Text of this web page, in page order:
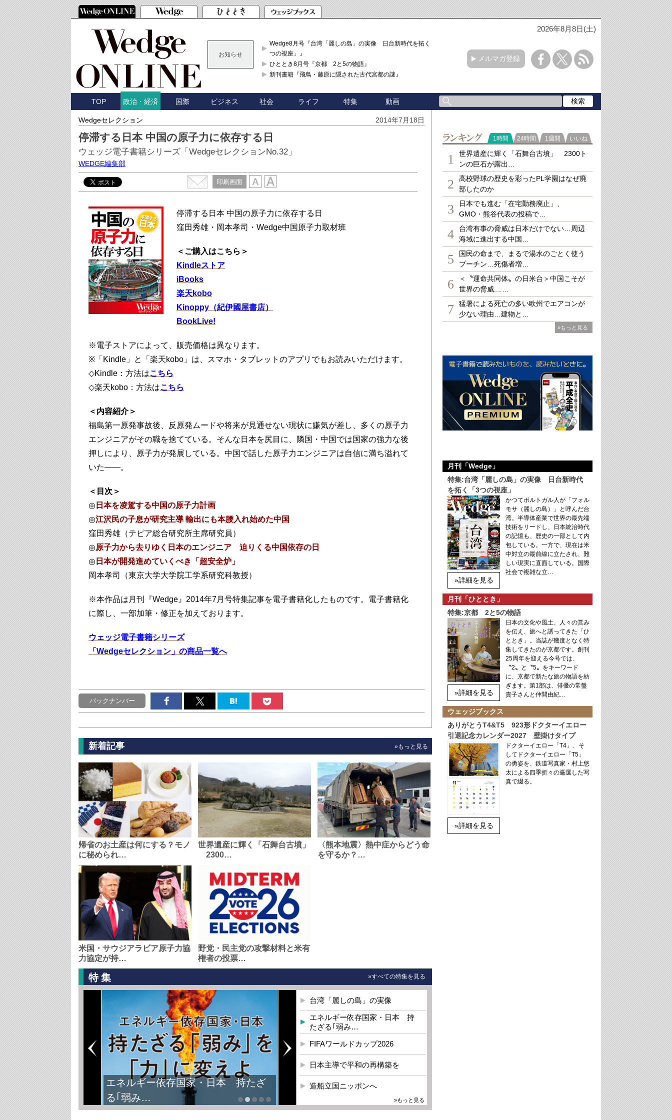
2026年8月8日(土)
お知らせ
Wedge8月号『台湾「麗しの島」の実像 日台新時代を拓く「3
つの視座」』
ひととき8月号『京都 2と5の物語』
新刊書籍『飛鳥・藤原に隠された古代宮都の謎』
メルマガ登録
TOP 政治・経済 国際 ビジネス 社会 ライフ 特集 動画
Wedgeセレクション 2014年7月18日
停滞する日本 中国の原子力に依存する日
ウェッジ電子書籍シリーズ「WedgeセレクションNo.32」
WEDGE編集部
印刷画面
停滞する日本 中国の原子力に依存する日
窪田秀雄・岡本孝司・Wedge中国原子力取材班
＜ご購入はこちら＞
Kindleストア
iBooks
楽天kobo
Kinoppy（紀伊國屋書店）
BookLive!
※電子ストアによって、販売価格は異なります。
※「Kindle」と「楽天kobo」は、スマホ・タブレットのアプリでもお読みいただけます。
◇Kindle：方法はこちら
◇楽天kobo：方法はこちら
＜内容紹介＞
福島第一原発事故後、反原発ムードや将来が見通せない現状に嫌気が差し、多くの原子力
エンジニアがその職を捨てている。そんな日本を尻目に、隣国・中国では国家の強力な後
押しにより、原子力が発展している。中国で話した原子力エンジニアは自信に満ち溢れて
いた――。
＜目次＞
◎ 日本を凌駕する中国の原子力計画
◎江沢民の子息が研究主導 輸出にも本腰入れ始めた中国
窪田秀雄（テピア総合研究所主席研究員）
◎原子力から去りゆく日本のエンジニア 迫りくる中国依存の日
◎ 日本が開発進めていくべき「超安全炉」
岡本孝司（東京大学大学院工学系研究科教授）
※本作品は月刊『Wedge』2014年7月号特集記事を電子書籍化したものです。電子書籍化
に際し、一部加筆・修正を加えております。
ウェッジ電子書籍シリーズ
「Wedgeセレクション」の商品一覧へ
バックナンバー
新着記事 »もっと見る
帰省のお土産は何にする？モノ
に秘められ…
世界遺産に輝く「石舞台古墳」
2300…
〈熊本地震〉熱中症からどう命
を守るか？…
米国・サウジアラビア原子力協
力協定が持…
野党・民主党の攻撃材料と米有
権者の投票…
特集 »すべての特集を見る
エネルギー依存国家・日本 持たざ
る｢弱み…
台湾「麗しの島」の実像
エネルギー依存国家・日本 持
たざる｢弱み…
FIFAワールドカップ2026
日本主導で平和の再構築を
造船立国ニッポンへ
»もっと見る
ランキング
1時間 24時間 1週間 いいね
1
世界遺産に輝く「石舞台古墳」 2300ト
ンの巨石が露出…
2
高校野球の歴史を彩ったPL学園はなぜ廃
部したのか
3
日本でも進む「在宅勤務廃止」、
GMO・熊谷代表の投稿で…
4
台湾有事の脅威は日本だけでない…周辺
海域に進出する中国…
5
国民の命まで、まるで湯水のごとく使う
プーチン…死傷者増…
6
＜〝運命共同体〟の日米台＞中国こそが
世界の脅威....…
7
猛暑による死亡の多い欧州でエアコンが
少ない理由…建物と…
»もっと見る
月刊「Wedge」
特集:台湾「麗しの島」の実像 日台新時代
を拓く「3つの視座」
»詳細を見る
かつてポルトガル人が「フォル
モサ（麗しの島）」と呼んだ台
湾。半導体産業で世界の最先端
技術をリードし、日本統治時代
の記憶も、歴史の一部として内
包している。一方で、現在は米
中対立の最前線に立たされ、難
しい現実に直面している。国際
社会で複雑な立…
月刊「ひととき」
特集:京都 2と5の物語
»詳細を見る
日本の文化や風土、人々の営み
を伝え、旅へと誘ってきた「ひ
ととき」。当誌が幾度となく特
集してきたのが京都です。創刊
25周年を迎える今号では、
〝2〟と〝5〟をキーワード
に、京都で新たな旅の物語を紡
ぎます。第1部は、俳優の常盤
貴子さんと仲間由紀…
ウェッジブックス
ありがとうT4&T5 923形ドクターイエロー
引退記念カレンダー2027 壁掛けタイプ
»詳細を見る
ドクターイエロー「T4」、そ
してドクターイエロー「T5」
の勇姿を、鉄道写真家・村上悠
太による四季折々の厳選した写
真で綴る。